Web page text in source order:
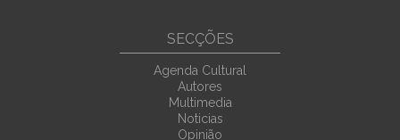
SECÇÕES
Agenda Cultural
Autores
Multimedia
Noticias
Opinião